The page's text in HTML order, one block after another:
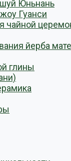
Юньнань
Гуанси
чайной
йерба мате
глины